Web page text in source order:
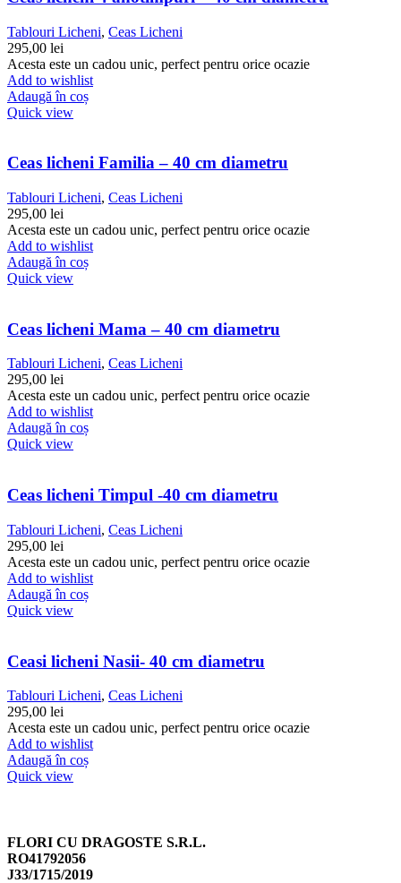
Tablouri Licheni, Ceas Licheni
295,00 lei
Acesta este un cadou unic, perfect pentru orice ocazie
Add to wishlist
Adaugă în coș
Quick view
Ceas licheni Familia – 40 cm diametru
Tablouri Licheni, Ceas Licheni
295,00 lei
Acesta este un cadou unic, perfect pentru orice ocazie
Add to wishlist
Adaugă în coș
Quick view
Ceas licheni Mama – 40 cm diametru
Tablouri Licheni, Ceas Licheni
295,00 lei
Acesta este un cadou unic, perfect pentru orice ocazie
Add to wishlist
Adaugă în coș
Quick view
Ceas licheni Timpul -40 cm diametru
Tablouri Licheni, Ceas Licheni
295,00 lei
Acesta este un cadou unic, perfect pentru orice ocazie
Add to wishlist
Adaugă în coș
Quick view
Ceasi licheni Nasii- 40 cm diametru
Tablouri Licheni, Ceas Licheni
295,00 lei
Acesta este un cadou unic, perfect pentru orice ocazie
Add to wishlist
Adaugă în coș
Quick view
FLORI CU DRAGOSTE S.R.L.
RO41792056
J33/1715/2019